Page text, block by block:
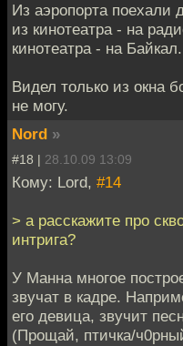
Из аэропорта поехали
из кинотеатра - на
кинотеатра - на Байкал.
Видел только из окна
не могу.
Nord »
#18 | 28.10.09 13:09
Кому: Lord, #14
> а расскажите про
интрига?
У Манна многое
звучат в кадре.
его девица, звучит
(Прощай, птичка/